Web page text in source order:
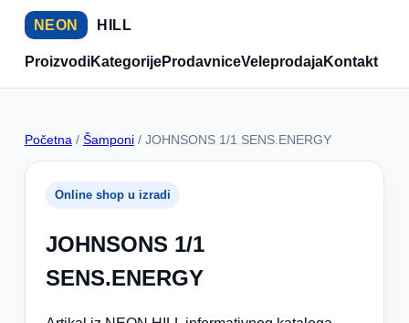
NEON HILL
ProizvodiKategorijeProdavniceVeleprodajaKontakt
Početna / Šamponi/ JOHNSONS 1/1 SENS.ENERGY
Online shop u izradi
JOHNSONS 1/1
SENS.ENERGY